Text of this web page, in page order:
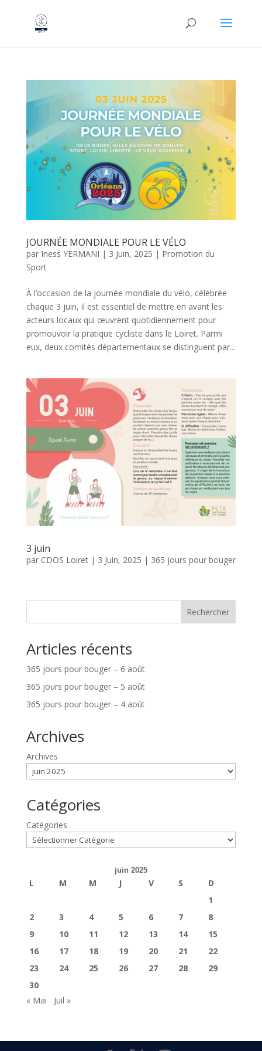
JOURNÉE MONDIALE POUR LE VÉLO
par Iness YERMANI | 3 Juin, 2025 | Promotion du
Sport
À l’occasion de la journée mondiale du vélo, célébrée
chaque 3 juin, il est essentiel de mettre en avant les
acteurs locaux qui œuvrent quotidiennement pour
promouvoir la pratique cycliste dans le Loiret. Parmi
eux, deux comités départementaux se distinguent par...
3 juin
par CDOS Loiret| 3 Juin, 2025 | 365 jours pour bouger
Rechercher
Articles récents
365 jours pour bouger – 6 août
365 jours pour bouger – 5 août
365 jours pour bouger – 4 août
Archives
Archives
Catégories
Catégories
juin 2025
L M M J V S
D
1
2
3 4 5 6 7
8
9
10 11 12 13 14
15
16
17 18 19 20 21
22
23
24 25 26 27 28
29
30
« Mai
Juil »